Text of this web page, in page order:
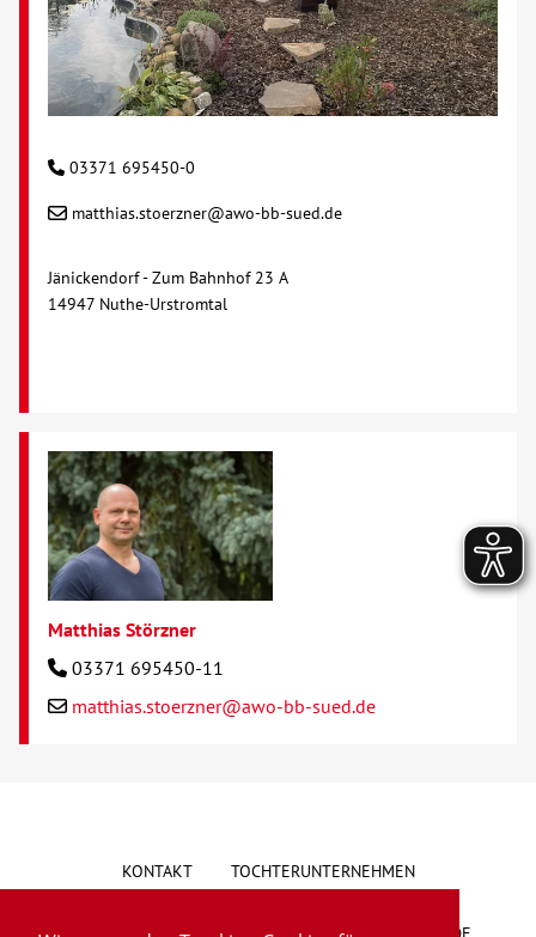
03371 695450-0
matthias.stoerzner@awo-bb-sued.de
Jänickendorf - Zum Bahnhof 23 A
14947 Nuthe-Urstromtal
Matthias Störzner
03371 695450-11
matthias.stoerzner@awo-bb-sued.de
KONTAKT TOCHTERUNTERNEHMEN